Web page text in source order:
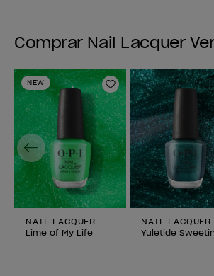
Comprar Nail Lacquer
NEW
Añadir a la lista
NAIL LACQUER
Lime of My Life
NAIL LACQUER
Yuletide
Previous